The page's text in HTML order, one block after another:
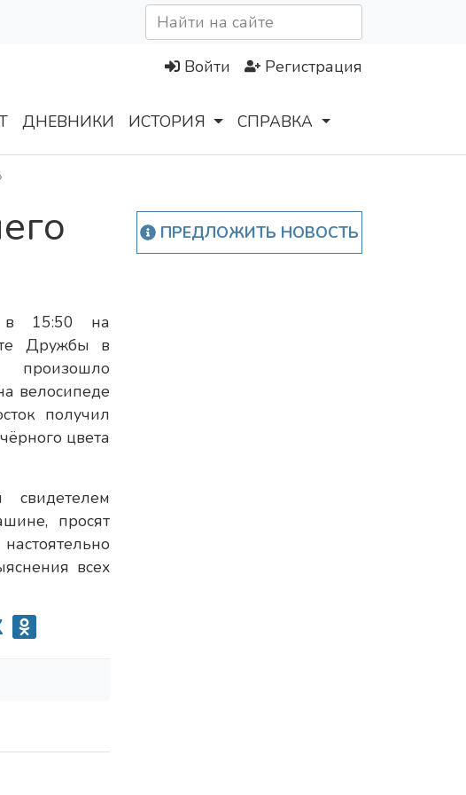
Войти Регистрация
ДНЕВНИКИ ИСТОРИЯ СПРАВКА
в 15:50 на
Дружбы в
произошло
велосипеде
получил
цвета
свидетелем
просят
всех
ПРЕДЛОЖИТЬ НОВОСТЬ